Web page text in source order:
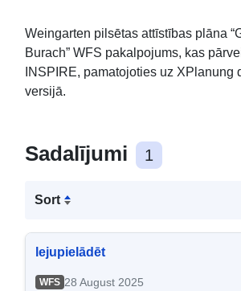
Weingarten pilsētas attīstības plāna
Burach” WFS pakalpojums, kas
INSPIRE, pamatojoties uz XPlanung
versijā.
Sadalījumi 1
Sort
lejupielādēt
WFS 28 August 2025